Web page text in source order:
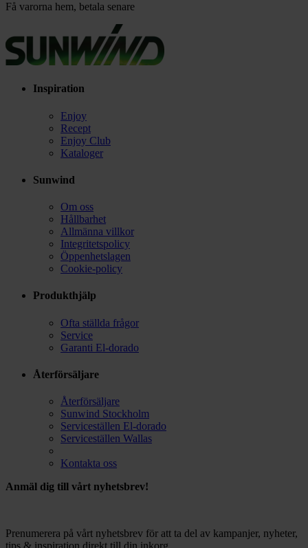
Få varorna hem, betala senare
Inspiration
Enjoy
Recept
Enjoy Club
Kataloger
Sunwind
Om oss
Hållbarhet
Allmänna villkor
Integritetspolicy
Öppenhetslagen
Cookie-policy
Produkthjälp
Ofta ställda frågor
Service
Garanti El-dorado
Återförsäljare
Återförsäljare
Sunwind Stockholm
Serviceställen El-dorado
Serviceställen Wallas
Kontakta oss
Anmäl dig till vårt nyhetsbrev!
Prenumerera på vårt nyhetsbrev för att ta del av kampanjer, nyheter,